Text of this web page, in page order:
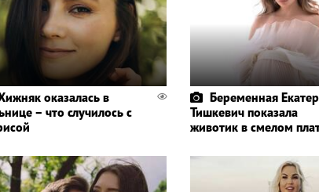
оказалась в
– что случилось с
Беременная
Тишкевич показала
животик в смелом